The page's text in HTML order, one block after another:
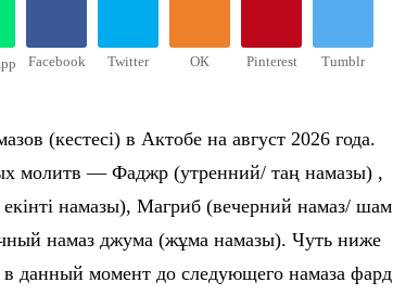
Facebook Twitter ОК Pinterest Tumblr
(кестесі) в Актобе на август 2026 года.
молитв — Фаджр (утренний/ таң намазы) ,
намазы), Магриб (вечерний намаз/ шам
намаз джума (жұма намазы). Чуть ниже
данный момент до следующего намаза фард